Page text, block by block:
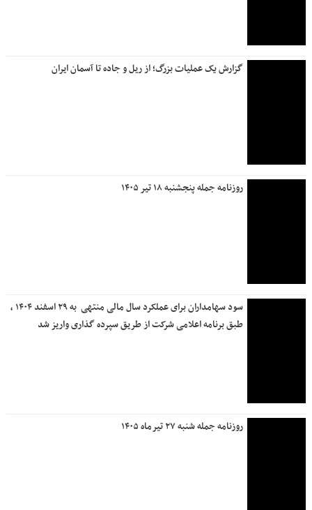
گزارش یک عملیات بزرگ؛ از ریل و جاده تا آسمان ایران
روزنامه جمله پنجشنبه ۱۸ تیر ۱۴۰۵
سود سهامداران برای عملکرد سال مالی منتهی ‌ به ۲۹ اسفند ۱۴۰۴ ،
طبق برنامه اعلامی شرکت از طریق سپرده گذاری واریز شد
روزنامه جمله شنبه ۲۷ تیرماه ۱۴۰۵